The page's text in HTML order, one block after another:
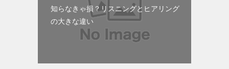
知らなきゃ損？リスニングとヒアリング
の大きな違い